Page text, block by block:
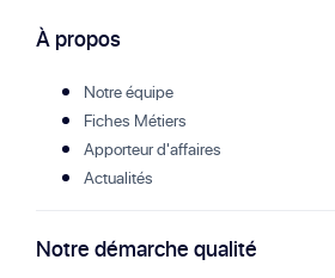
À propos
Notre équipe
Fiches Métiers
Apporteur d'affaires
Actualités
Notre démarche qualité